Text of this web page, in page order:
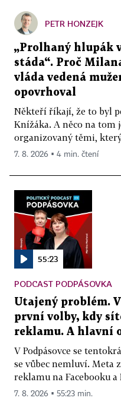
PETR HONZEJK
„Prolhaný hlupák
stáda“. Proč
vláda vedená
opovrhoval
Někteří říkají, že to byl
Knížáka. A něco na tom
organizovaný těmi,
7. 8. 2026 ▪ 4 min. čtení
55:23
PODCAST PODPÁSOVKA
Utajený problém.
první volby, kdy
reklamu. A hlavní
V Podpásovce se
se vůbec nemluví. Meta
reklamu na Facebooku a
7. 8. 2026 ▪ 55:23 min.